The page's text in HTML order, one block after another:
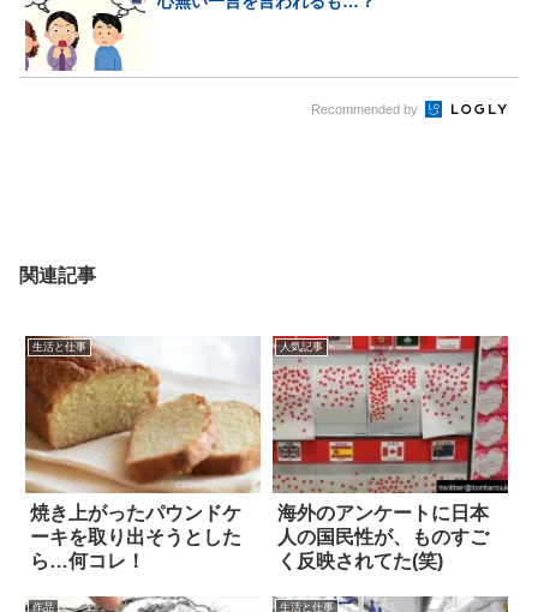
Recommended by
関連記事
生活と仕事
焼き上がったパウンドケ
ーキを取り出そうとした
ら…何コレ！
人気記事
海外のアンケートに日本
人の国民性が、ものすご
く反映されてた(笑)
作品 生活と仕事